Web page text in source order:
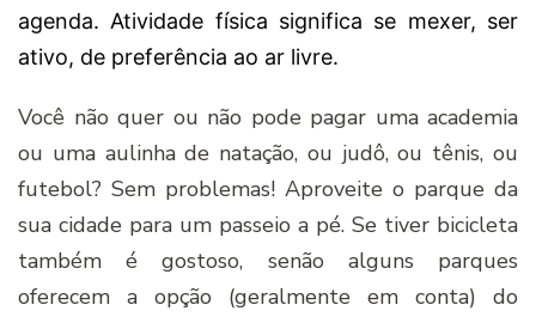
agenda. Atividade física significa se mexer, ser
ativo, de preferência ao ar livre.
Você não quer ou não pode pagar uma academia
ou uma aulinha de natação, ou judô, ou tênis, ou
futebol? Sem problemas! Aproveite o parque da
sua cidade para um passeio a pé. Se tiver bicicleta
também é gostoso, senão alguns parques
oferecem a opção (geralmente em conta) do